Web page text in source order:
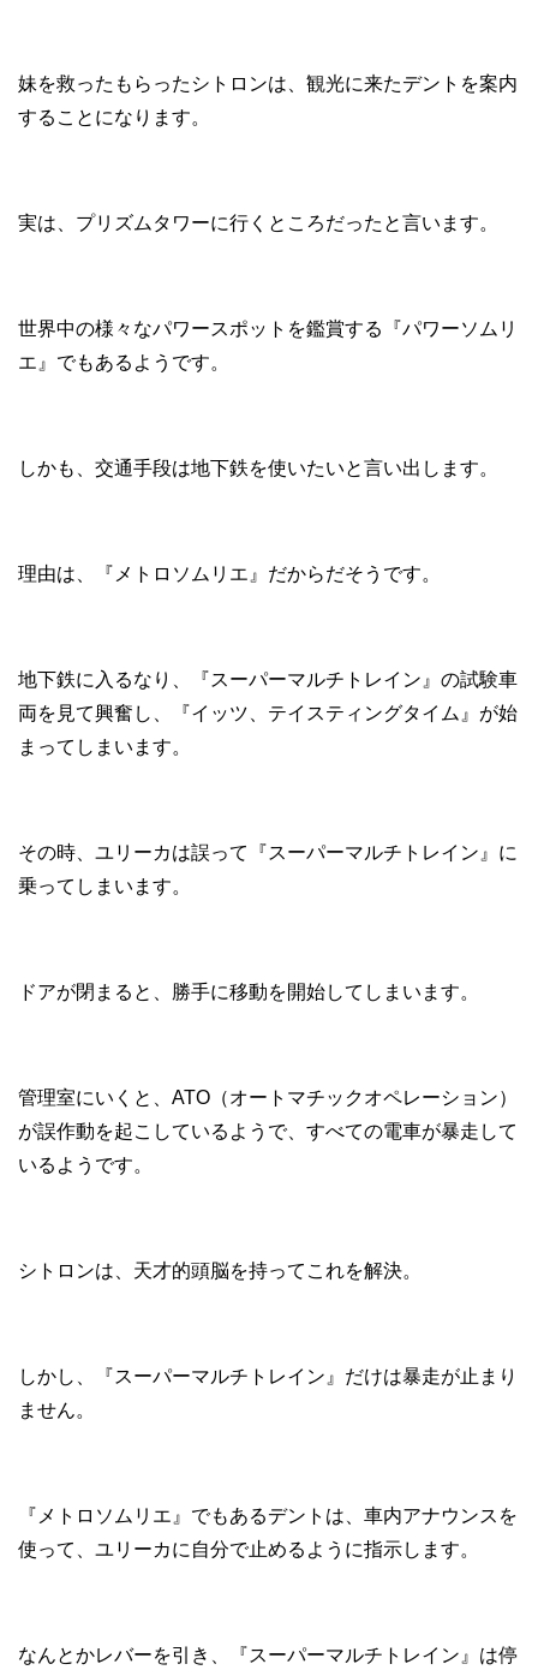
妹を救ったもらったシトロンは、観光に来たデントを案内
することになります。
実は、プリズムタワーに行くところだったと言います。
世界中の様々なパワースポットを鑑賞する『パワーソムリ
エ』でもあるようです。
しかも、交通手段は地下鉄を使いたいと言い出します。
理由は、『メトロソムリエ』だからだそうです。
地下鉄に入るなり、『スーパーマルチトレイン』の試験車
両を見て興奮し、『イッツ、テイスティングタイム』が始
まってしまいます。
その時、ユリーカは誤って『スーパーマルチトレイン』に
乗ってしまいます。
ドアが閉まると、勝手に移動を開始してしまいます。
管理室にいくと、ATO（オートマチックオペレーション）
が誤作動を起こしているようで、すべての電車が暴走して
いるようです。
シトロンは、天才的頭脳を持ってこれを解決。
しかし、『スーパーマルチトレイン』だけは暴走が止まり
ません。
『メトロソムリエ』でもあるデントは、車内アナウンスを
使って、ユリーカに自分で止めるように指示します。
なんとかレバーを引き、『スーパーマルチトレイン』は停